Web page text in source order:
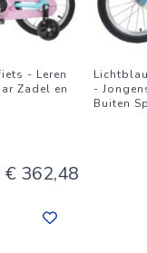
- Leren
Zadel en
€ 362,48
-
Buiten